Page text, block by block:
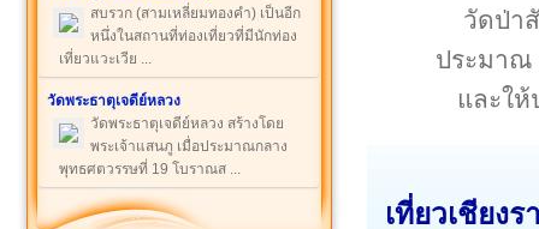
สบรวก (สามเหลี่ยมทองคำ) เป็นอีก
หนึ่งในสถานที่ท่องเที่ยวที่มีนักท่อง
เที่ยวแวะเวีย ...
วัดพระธาตุเจดีย์หลวง
วัดพระธาตุเจดีย์หลวง สร้างโดย
พระเจ้าแสนภู เมื่อประมาณกลาง
พุทธศตวรรษที่ 19 โบราณส ...
วัดป่า
ประมาณ
และใ
เที่ยวเชียง